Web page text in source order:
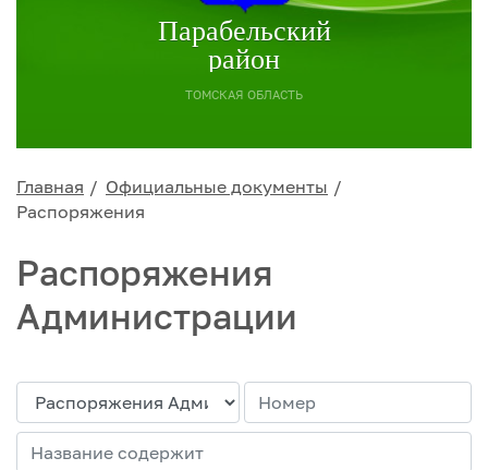
Парабельский
район
ТОМСКАЯ ОБЛАСТЬ
Главная
Официальные документы
Распоряжения
Распоряжения
Администрации